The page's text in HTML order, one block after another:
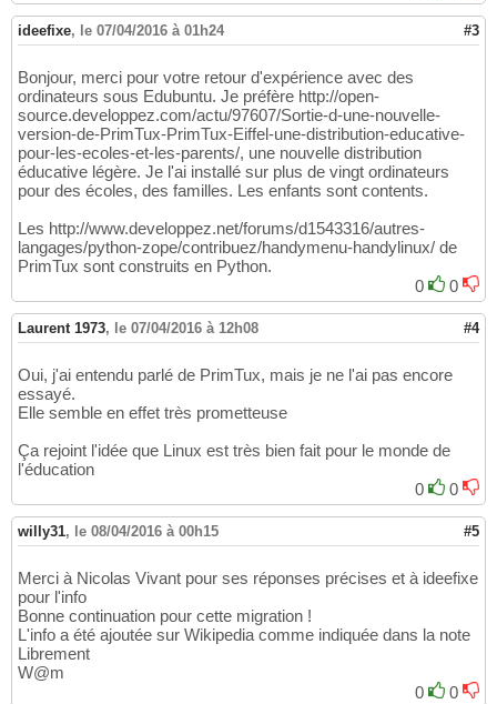
ideefixe, le 07/04/2016 à 01h24 #3
Bonjour, merci pour votre retour d'expérience avec des
ordinateurs sous Edubuntu. Je préfère http://open-
source.developpez.com/actu/97607/Sortie-d-une-nouvelle-
version-de-PrimTux-PrimTux-Eiffel-une-distribution-educative-
pour-les-ecoles-et-les-parents/, une nouvelle distribution
éducative légère. Je l'ai installé sur plus de vingt ordinateurs
pour des écoles, des familles. Les enfants sont contents.
Les http://www.developpez.net/forums/d1543316/autres-
langages/python-zope/contribuez/handymenu-handylinux/ de
PrimTux sont construits en Python.
0
0
Laurent 1973, le 07/04/2016 à 12h08 #4
Oui, j'ai entendu parlé de PrimTux, mais je ne l'ai pas encore
essayé.
Elle semble en effet très prometteuse
Ça rejoint l'idée que Linux est très bien fait pour le monde de
l'éducation
0
0
willy31, le 08/04/2016 à 00h15 #5
Merci à Nicolas Vivant pour ses réponses précises et à ideefixe
pour l'info
Bonne continuation pour cette migration !
L'info a été ajoutée sur Wikipedia comme indiquée dans la note
Librement
W@m
0
0